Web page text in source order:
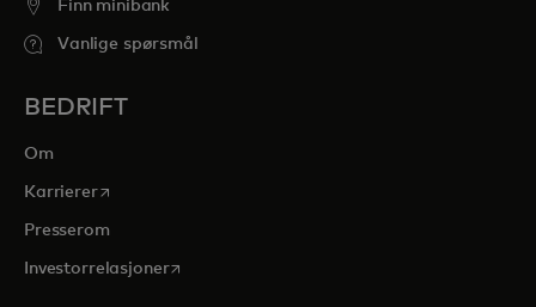
Finn minibank
Vanlige spørsmål
BEDRIFT
Om
Karriereropens in a new tab
Presserom
Investorrelasjoneropens in a new tab